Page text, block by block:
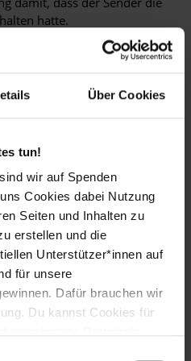
Über Cookies
tun!
wir auf Spenden
Cookies dabei Nutzung
Seiten und Inhalten zu
erstellen und die
Unterstützer*innen auf
für unsere
Dafür brauchen wir
Du kannst Cookies für
hatte.
Bisexuellen,
Gruppen im Jahr
geplante Handbücher für
mit Inhalten über
Orientierung und alternative